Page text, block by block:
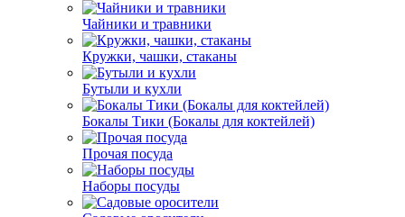
Чайники и травники
Кружки, чашки, стаканы
Бутыли и кухли
Бокалы Тики (Бокалы для коктейлей)
Прочая посуда
Наборы посуды